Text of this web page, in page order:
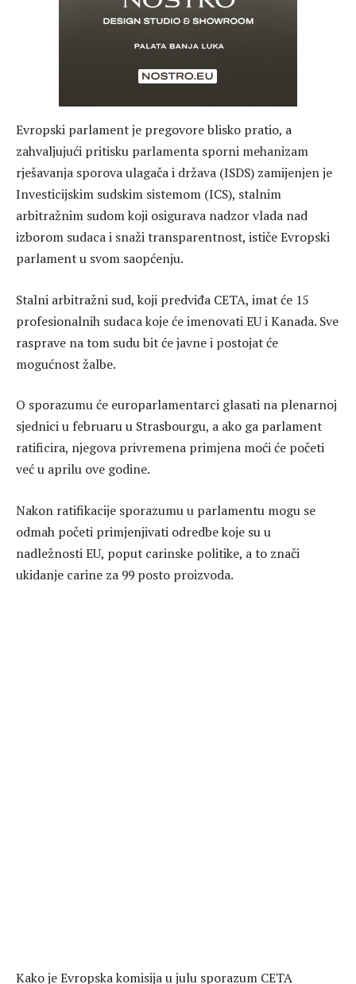
Evropski parlament je pregovore blisko pratio, a
zahvaljujući pritisku parlamenta sporni mehanizam
rješavanja sporova ulagača i država (ISDS) zamijenjen je
Investicijskim sudskim sistemom (ICS), stalnim
arbitražnim sudom koji osigurava nadzor vlada nad
izborom sudaca i snaži transparentnost, ističe Evropski
parlament u svom saopćenju.
Stalni arbitražni sud, koji predviđa CETA, imat će 15
profesionalnih sudaca koje će imenovati EU i Kanada. Sve
rasprave na tom sudu bit će javne i postojat će
mogućnost žalbe.
O sporazumu će europarlamentarci glasati na plenarnoj
sjednici u februaru u Strasbourgu, a ako ga parlament
ratificira, njegova privremena primjena moći će početi
već u aprilu ove godine.
Nakon ratifikacije sporazumu u parlamentu mogu se
odmah početi primjenjivati odredbe koje su u
nadležnosti EU, poput carinske politike, a to znači
ukidanje carine za 99 posto proizvoda.
Kako je Evropska komisija u julu sporazum CETA